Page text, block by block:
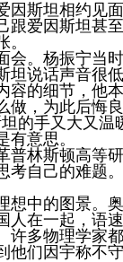
因斯坦相约见
跟爱因斯坦甚
会。杨振宁当
坦说话声音很
容的细节，他
做，为此后悔
的手又大又
意思。
普林斯顿高等
考自己的难题
想中的图景。
人在一起，语
许多物理学家
他们因宇称不